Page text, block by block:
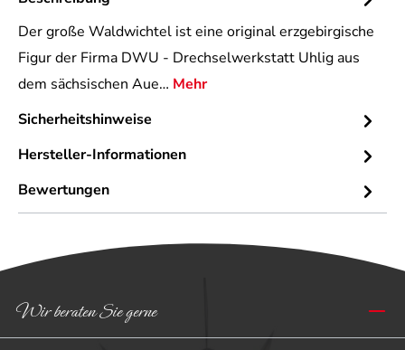
Der große Waldwichtel ist eine original erzgebirgische
Figur der Firma DWU - Drechselwerkstatt Uhlig aus
dem sächsischen Aue… Mehr
Sicherheitshinweise
Hersteller-Informationen
Bewertungen
Wir beraten Sie gerne